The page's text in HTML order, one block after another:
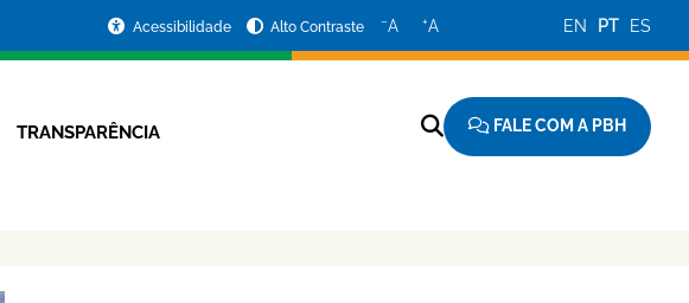
Acessibilidade Alto Contraste −A +A EN PT ES
TRANSPARÊNCIA FALE COM A PBH